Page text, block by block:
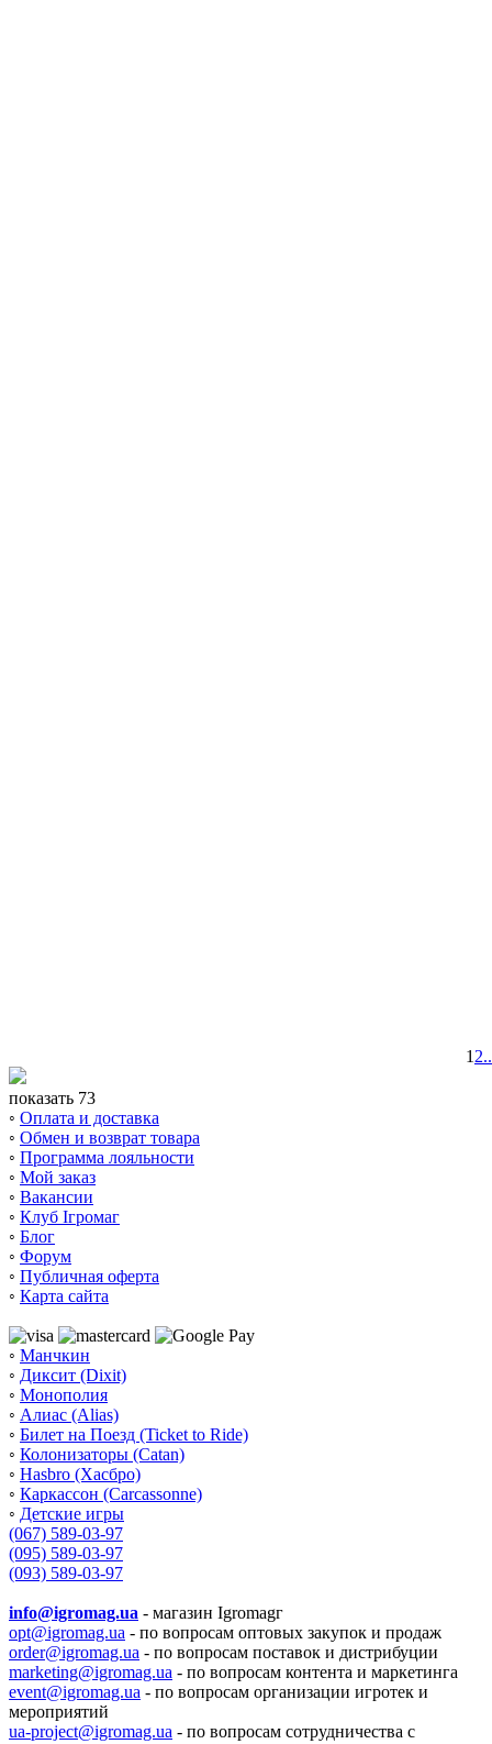
1 2
показать 73
◦ Оплата и доставка
◦ Обмен и возврат товара
◦ Программа лояльности
◦ Мой заказ
◦ Вакансии
◦ Клуб Ігромаг
◦ Блог
◦ Форум
◦ Публичная оферта
◦ Карта сайта
◦ Манчкин
◦ Диксит (Dixit)
◦ Монополия
◦ Алиас (Alias)
◦ Билет на Поезд (Ticket to Ride)
◦ Колонизаторы (Catan)
◦ Hasbro (Хасбро)
◦ Каркассон (Carcassonne)
◦ Детские игры
(067) 589-03-97
(095) 589-03-97
(093) 589-03-97
info@igromag.ua - магазин Igromagг
opt@igromag.ua - по вопросам оптовых закупок и продаж
order@igromag.ua - по вопросам поставок и дистрибуции
marketing@igromag.ua - по вопросам контента и маркетинга
event@igromag.ua - по вопросам организации игротек и
мероприятий
ua-project@igromag.ua - по вопросам сотрудничества с